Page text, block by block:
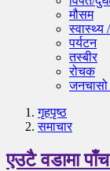
मौसम
स्वास्थ्य
पर्यटन
तस्बीर
रोचक
जनचासो
गृहपृष्‍ठ
समाचार
एउटै वडामा